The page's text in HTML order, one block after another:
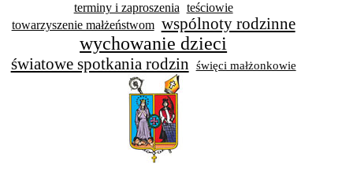
terminy i zaproszenia teściowie
towarzyszenie małżeństwom wspólnoty rodzinne
wychowanie dzieci
światowe spotkania rodzin święci małżonkowie